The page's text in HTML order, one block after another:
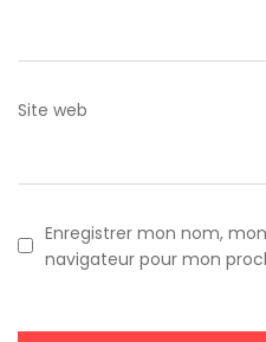
Site web
Enregistrer mon nom,
navigateur pour mon